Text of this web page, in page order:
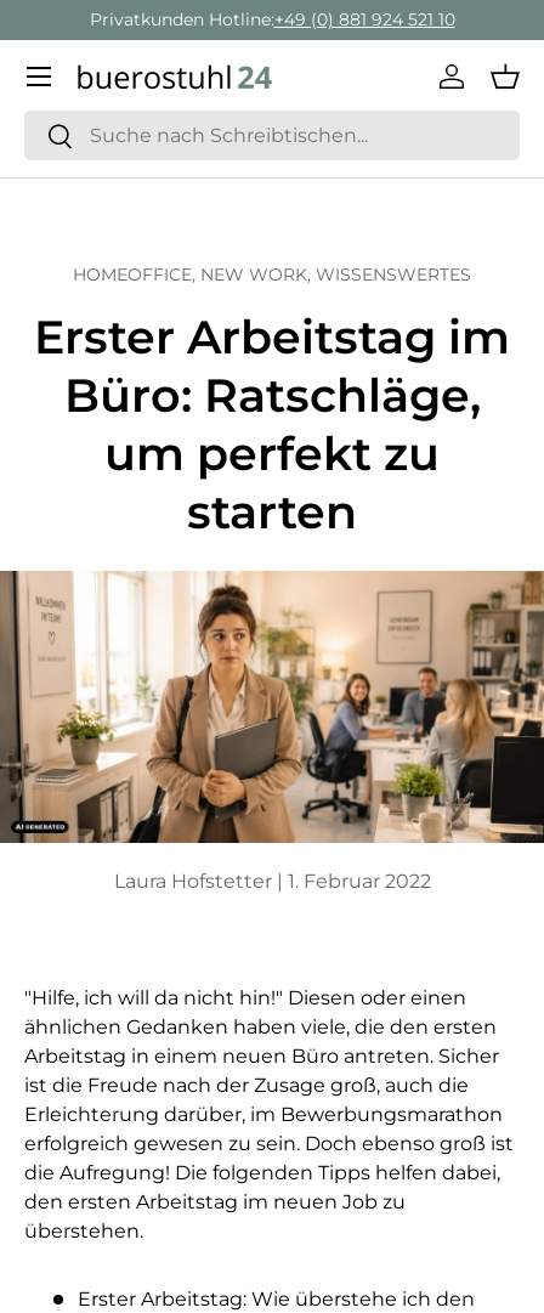
Direkt zum Inhalt
Geschäftskunden Beratung:+ 49 (0) 881 924 521 22
Suchen
Suchen
Menü
HOMEOFFICE, NEW WORK, WISSENSWERTES
Erster Arbeitstag im
Büro: Ratschläge,
um perfekt zu
starten
Laura Hofstetter | 1. Februar 2022
"Hilfe, ich will da nicht hin!" Diesen oder einen
ähnlichen Gedanken haben viele, die den ersten
Arbeitstag in einem neuen Büro antreten. Sicher
ist die Freude nach der Zusage groß, auch die
Erleichterung darüber, im Bewerbungsmarathon
erfolgreich gewesen zu sein. Doch ebenso groß ist
die Aufregung! Die folgenden Tipps helfen dabei,
den ersten Arbeitstag im neuen Job zu
überstehen.
Erster Arbeitstag: Wie überstehe ich den